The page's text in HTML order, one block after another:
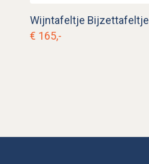
Wijntafeltje Bijzettafeltje
€ 165,-